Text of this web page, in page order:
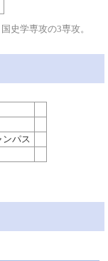
史学専攻の3専攻。
パス